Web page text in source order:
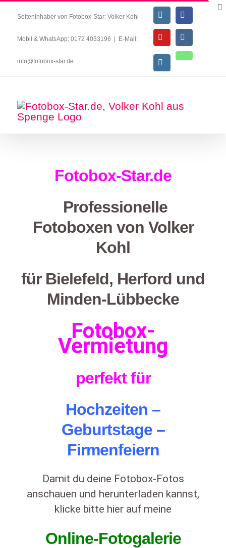
Seiteninhaber von Fotobox-Star: Volker Kohl |
Mobil & WhatsApp: 0172 4033196 E-Mail:
info@fotobox-star.de
Fotobox-Star.de
Professionelle
Fotoboxen von Volker
Kohl
für Bielefeld, Herford und
Minden-Lübbecke
Fotobox-
Vermietung
perfekt für
Hochzeiten –
Geburtstage –
Firmenfeiern
Damit du deine Fotobox-Fotos
anschauen und herunterladen kannst,
klicke bitte hier auf meine
Online-Fotogalerie